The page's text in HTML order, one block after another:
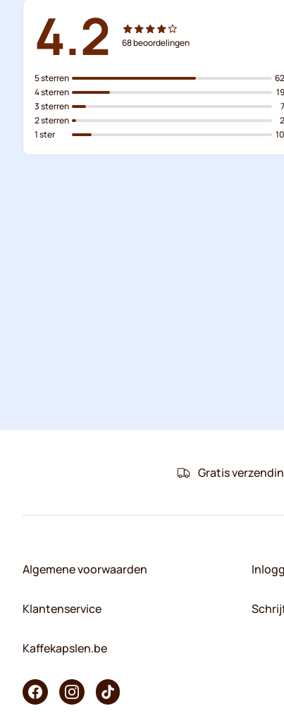
4.2 68beoordelingen
5 sterren
4 sterren
3 sterren
2 sterren
1 ster
Gratis
Algemene voorwaarden
Klantenservice
Kaffekapslen.be